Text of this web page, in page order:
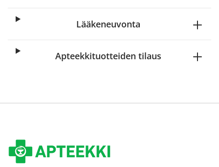
Lääkeneuvonta
Apteekkituotteiden tilaus